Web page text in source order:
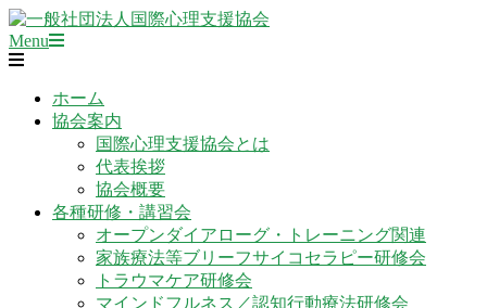
Skip
to
content
一
般
Primary
Navigation
Menu
ホーム
協会案内
国際心理支援協会とは
代表挨拶
協会概要
各種研修・講習会
オープンダイアローグ・トレーニング関連
家族療法等ブリーフサイコセラピー研修会
トラウマケア研修会
マインドフルネス／認知行動療法研修会